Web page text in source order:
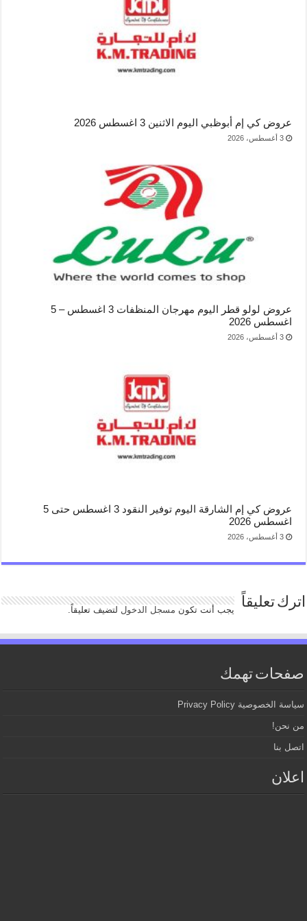
عروض كي إم أبوظبي اليوم الاثنين 3 اغسطس 2026
3 أغسطس، 2026
عروض لولو قطر اليوم مهرجان المنظفات 3 اغسطس – 5
اغسطس 2026
3 أغسطس، 2026
عروض كي إم الشارقة اليوم توفير النقود 3 اغسطس حتى 5
اغسطس 2026
3 أغسطس، 2026
اترك تعليقاً يجب أنت تكون مسجل الدخوللتضيف تعليقاً.
صفحات تهمك
سياسة الخصوصية Privacy Policy
من نحن!
اتصل بنا
اعلان